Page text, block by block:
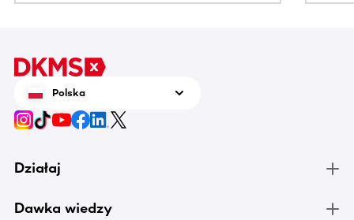
Polska
Działaj
Dawka wiedzy